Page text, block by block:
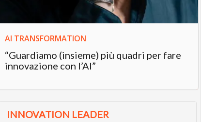
AI TRANSFORMATION
“Guardiamo (insieme) più quadri per fare
innovazione con l’AI”
INNOVATION LEADER